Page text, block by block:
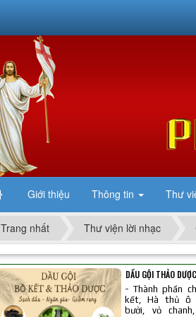
Giới thiệu Thông tin Thư
Trang nhất Thư viện lời nhạc